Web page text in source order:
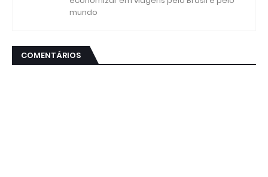
mundo
COMENTÁRIOS